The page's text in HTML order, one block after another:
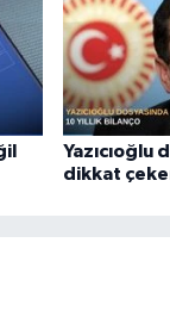
Yazıcıoğlu
dikkat